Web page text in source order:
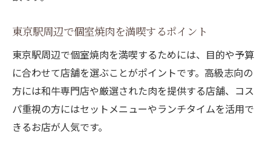
東京駅周辺で個室焼肉を満喫するポイント
東京駅周辺で個室焼肉を満喫するためには、目的や予算
に合わせて店舗を選ぶことがポイントです。高級志向の
方には和牛専門店や厳選された肉を提供する店舗、コス
パ重視の方にはセットメニューやランチタイムを活用で
きるお店が人気です。